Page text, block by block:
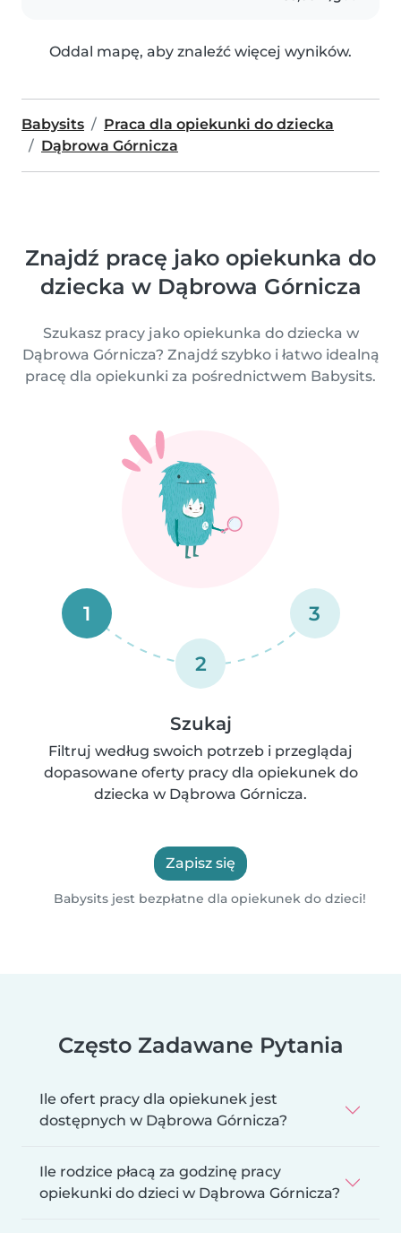
Oddal mapę, aby znaleźć więcej wyników.
Babysits
Praca dla opiekunki do dziecka
Dąbrowa Górnicza
Znajdź pracę jako opiekunka do
dziecka w Dąbrowa Górnicza
Szukasz pracy jako opiekunka do dziecka w
Dąbrowa Górnicza? Znajdź szybko i łatwo idealną
pracę dla opiekunki za pośrednictwem Babysits.
1
2
3
Szukaj
Filtruj według swoich potrzeb i przeglądaj
dopasowane oferty pracy dla opiekunek do
dziecka w Dąbrowa Górnicza.
Zapisz się
Babysits jest bezpłatne dla opiekunek do dzieci!
Często Zadawane Pytania
Ile ofert pracy dla opiekunek jest
dostępnych w Dąbrowa Górnicza?
Ile rodzice płacą za godzinę pracy
opiekunki do dzieci w Dąbrowa Górnicza?